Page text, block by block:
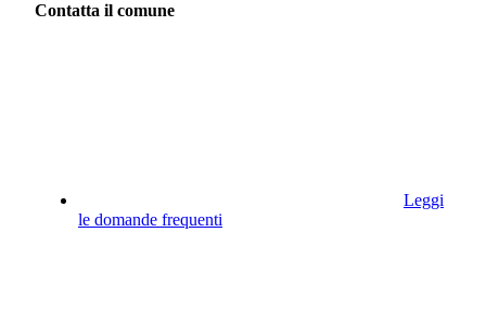
Contatta il comune
Leggi
le domande frequenti